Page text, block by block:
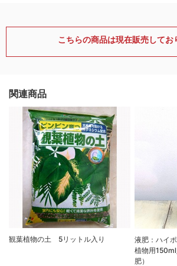
こちらの商品は現在販売してお
関連商品
観葉植物の土 5リットル入り
液肥：ハイ
植物用
肥）